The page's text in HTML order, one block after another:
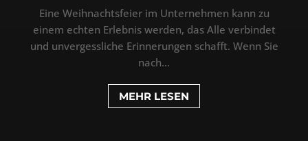
Eine Weihnachtsfeier im Unternehmen kann zu
einem echten Erlebnis werden, das Alle verbindet
und unvergessliche Erinnerungen schafft. Wenn Sie
nach...
MEHR LESEN